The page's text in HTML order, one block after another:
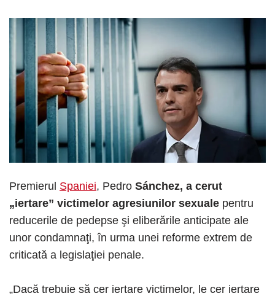
Premierul Spaniei, Pedro Sánchez, a cerut
„iertare” victimelor agresiunilor sexuale pentru
reducerile de pedepse şi eliberările anticipate ale
unor condamnaţi, în urma unei reforme extrem de
criticată a legislaţiei penale.
„Dacă trebuie să cer iertare victimelor, le cer iertare